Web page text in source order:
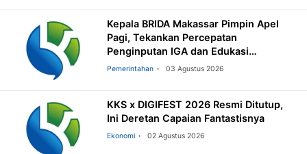
Kepala BRIDA Makassar Pimpin Apel
Pagi, Tekankan Percepatan
Penginputan IGA dan Edukasi
Pemilahan Sampah
Pemerintahan 03 Agustus 2026
KKS x DIGIFEST 2026 Resmi Ditutup,
Ini Deretan Capaian Fantastisnya
Ekonomi 02 Agustus 2026